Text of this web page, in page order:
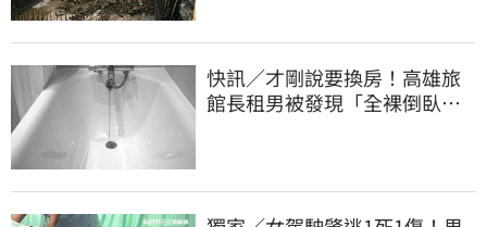
快訊／才剛說要換房！高雄旅
館長租男被發現「全裸倒臥浴